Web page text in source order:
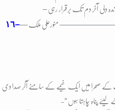
دِلی آخر دم تک برقرار رہی –
————————— منورعلی ملک —–
کے صحرا میں ایک خیمے کے سامنے آکر صدا دی
پناہ چاہتا ہوں “-